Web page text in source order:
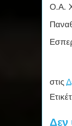
Ο.Α.
στις
Δεν